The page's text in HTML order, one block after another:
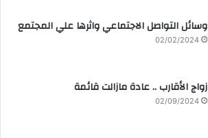
وسائل التواصل الاجتماعي واثرها علي المجتمع
02/02/2024
زواج الأقارب .. عادة مازالت قائمة
02/09/2024